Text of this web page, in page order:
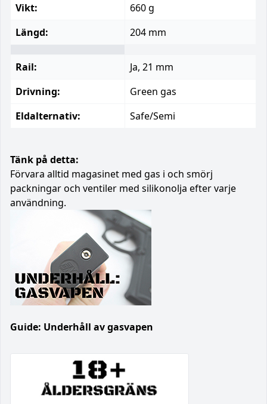
Vikt:
660 g
Längd:
204 mm
Rail:
Ja, 21 mm
Drivning:
Green gas
Eldalternativ:
Safe/Semi
Tänk på detta:
Förvara alltid magasinet med gas i och smörj
packningar och ventiler med silikonolja efter varje
användning.
Guide: Underhåll av gasvapen